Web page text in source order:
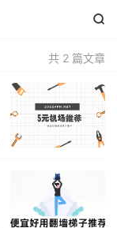

共 2 篇文章